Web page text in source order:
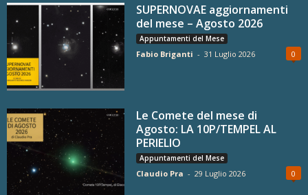
SUPERNOVAE aggiornamenti
del mese – Agosto 2026
Appuntamenti del Mese
Fabio Briganti - 31 Luglio 2026 0
Le Comete del mese di
Agosto: LA 10P/TEMPEL AL
PERIELIO
Appuntamenti del Mese
Claudio Pra - 29 Luglio 2026 0